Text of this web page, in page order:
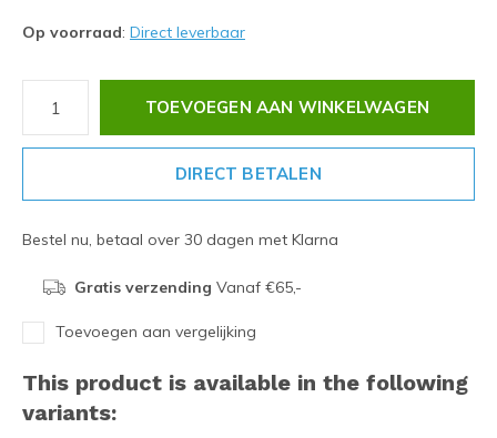
Op voorraad: Direct leverbaar
TOEVOEGEN AAN WINKELWAGEN
DIRECT BETALEN
Bestel nu, betaal over 30 dagen met Klarna
Gratis verzending Vanaf €65,-
Toevoegen aan vergelijking
This product is available in the following
variants: